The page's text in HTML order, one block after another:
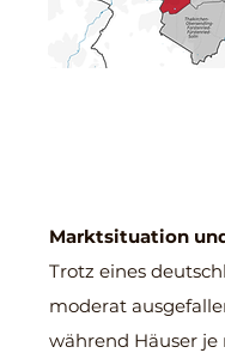
Marktsituation
Trotz eines
moderat
während Häuser